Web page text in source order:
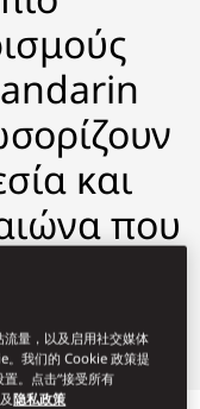
και
που
量，以及启用社交媒体
。我们的 Cookie 政策提
。点击“接受所有
隐私政策